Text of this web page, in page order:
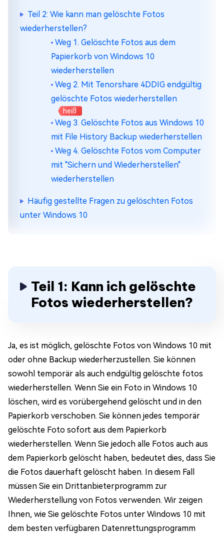
Teil 2: Wie kann man gelöschte Fotos
wiederherstellen?
Weg 1. Gelöschte Fotos aus dem
Papierkorb von Windows 10
wiederherstellen
Weg 2. Mit Tenorshare 4DDIG endgültig
gelöschte Fotos wiederherstellen
heiß
Weg 3. Gelöschte Fotos aus Windows 10
mit File History Backup wiederherstellen
Weg 4. Gelöschte Fotos vom Computer
mit "Sichern und Wiederherstellen"
wiederherstellen
Häufig gestellte Fragen zu gelöschten Fotos
unter Windows 10
Teil 1: Kann ich gelöschte
Fotos wiederherstellen?
Ja, es ist möglich, gelöschte Fotos von Windows 10 mit
oder ohne Backup wiederherzustellen. Sie können
sowohl temporär als auch endgültig gelöschte fotos
wiederherstellen. Wenn Sie ein Foto in Windows 10
löschen, wird es vorübergehend gelöscht und in den
Papierkorb verschoben. Sie können jedes temporär
gelöschte Foto sofort aus dem Papierkorb
wiederherstellen. Wenn Sie jedoch alle Fotos auch aus
dem Papierkorb gelöscht haben, bedeutet dies, dass Sie
die Fotos dauerhaft gelöscht haben. In diesem Fall
müssen Sie ein Drittanbieterprogramm zur
Wiederherstellung von Fotos verwenden. Wir zeigen
Ihnen, wie Sie gelöschte Fotos unter Windows 10 mit
dem besten verfügbaren Datenrettungsprogramm